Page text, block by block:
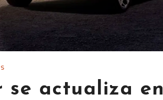
se actualiza en